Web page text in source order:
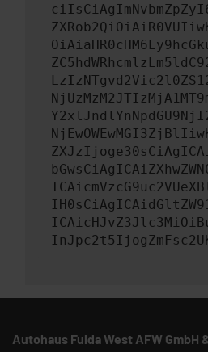
Autohaus Fulda West AFW GmbH